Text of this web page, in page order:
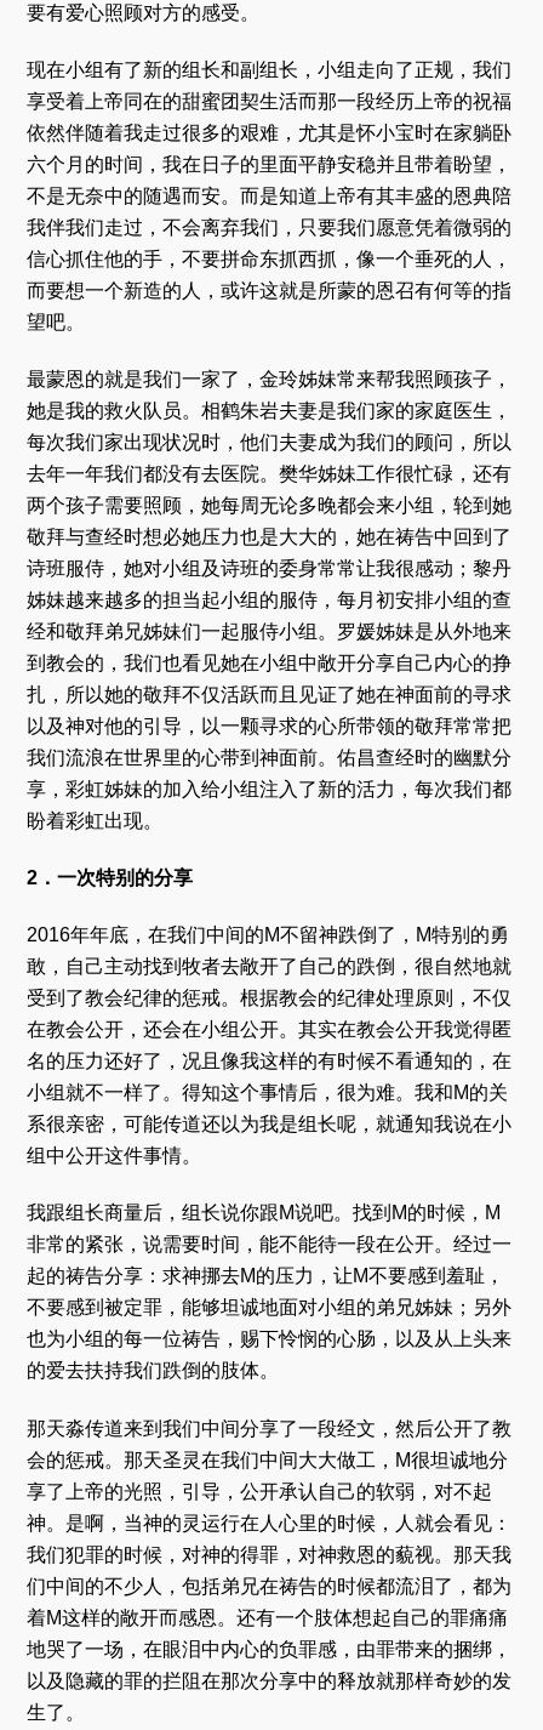
要有爱心照顾对方的感受。
现在小组有了新的组长和副组长，小组走向了正规，我们
享受着上帝同在的甜蜜团契生活而那一段经历上帝的祝福
依然伴随着我走过很多的艰难，尤其是怀小宝时在家躺卧
六个月的时间，我在日子的里面平静安稳并且带着盼望，
不是无奈中的随遇而安。而是知道上帝有其丰盛的恩典陪
我伴我们走过，不会离弃我们，只要我们愿意凭着微弱的
信心抓住他的手，不要拼命东抓西抓，像一个垂死的人，
而要想一个新造的人，或许这就是所蒙的恩召有何等的指
望吧。
最蒙恩的就是我们一家了，金玲姊妹常来帮我照顾孩子，
她是我的救火队员。相鹤朱岩夫妻是我们家的家庭医生，
每次我们家出现状况时，他们夫妻成为我们的顾问，所以
去年一年我们都没有去医院。樊华姊妹工作很忙碌，还有
两个孩子需要照顾，她每周无论多晚都会来小组，轮到她
敬拜与查经时想必她压力也是大大的，她在祷告中回到了
诗班服侍，她对小组及诗班的委身常常让我很感动；黎丹
姊妹越来越多的担当起小组的服侍，每月初安排小组的查
经和敬拜弟兄姊妹们一起服侍小组。罗媛姊妹是从外地来
到教会的，我们也看见她在小组中敞开分享自己内心的挣
扎，所以她的敬拜不仅活跃而且见证了她在神面前的寻求
以及神对他的引导，以一颗寻求的心所带领的敬拜常常把
我们流浪在世界里的心带到神面前。佑昌查经时的幽默分
享，彩虹姊妹的加入给小组注入了新的活力，每次我们都
盼着彩虹出现。
2．一次特别的分享
2016年年底，在我们中间的M不留神跌倒了，M特别的勇
敢，自己主动找到牧者去敞开了自己的跌倒，很自然地就
受到了教会纪律的惩戒。根据教会的纪律处理原则，不仅
在教会公开，还会在小组公开。其实在教会公开我觉得匿
名的压力还好了，况且像我这样的有时候不看通知的，在
小组就不一样了。得知这个事情后，很为难。我和M的关
系很亲密，可能传道还以为我是组长呢，就通知我说在小
组中公开这件事情。
我跟组长商量后，组长说你跟M说吧。找到M的时候，M
非常的紧张，说需要时间，能不能待一段在公开。经过一
起的祷告分享：求神挪去M的压力，让M不要感到羞耻，
不要感到被定罪，能够坦诚地面对小组的弟兄姊妹；另外
也为小组的每一位祷告，赐下怜悯的心肠，以及从上头来
的爱去扶持我们跌倒的肢体。
那天淼传道来到我们中间分享了一段经文，然后公开了教
会的惩戒。那天圣灵在我们中间大大做工，M很坦诚地分
享了上帝的光照，引导，公开承认自己的软弱，对不起
神。是啊，当神的灵运行在人心里的时候，人就会看见：
我们犯罪的时候，对神的得罪，对神救恩的藐视。那天我
们中间的不少人，包括弟兄在祷告的时候都流泪了，都为
着M这样的敞开而感恩。还有一个肢体想起自己的罪痛痛
地哭了一场，在眼泪中内心的负罪感，由罪带来的捆绑，
以及隐藏的罪的拦阻在那次分享中的释放就那样奇妙的发
生了。